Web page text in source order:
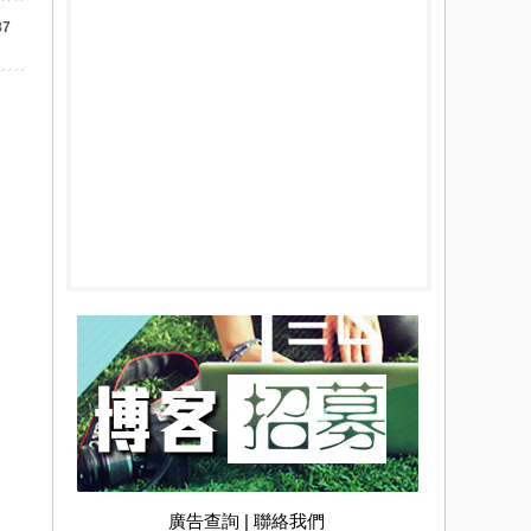
廣告查詢 | 聯絡我們